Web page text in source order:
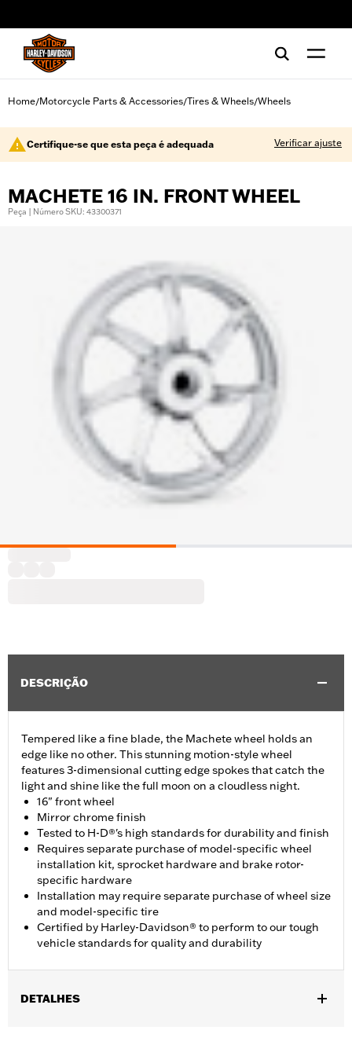
Home/Motorcycle Parts & Accessories/Tires & Wheels/Wheels
Certifique-se que esta peça é adequada Verificar ajuste
MACHETE 16 IN. FRONT WHEEL
Peça | Número SKU: 43300371
DESCRIÇÃO
Tempered like a fine blade, the Machete wheel holds an
edge like no other. This stunning motion-style wheel
features 3-dimensional cutting edge spokes that catch the
light and shine like the full moon on a cloudless night.
16" front wheel
Mirror chrome finish
Tested to H-D®'s high standards for durability and finish
Requires separate purchase of model-specific wheel
installation kit, sprocket hardware and brake rotor-
specific hardware
Installation may require separate purchase of wheel size
and model-specific tire
Certified by Harley-Davidson® to perform to our tough
vehicle standards for quality and durability
DETALHES